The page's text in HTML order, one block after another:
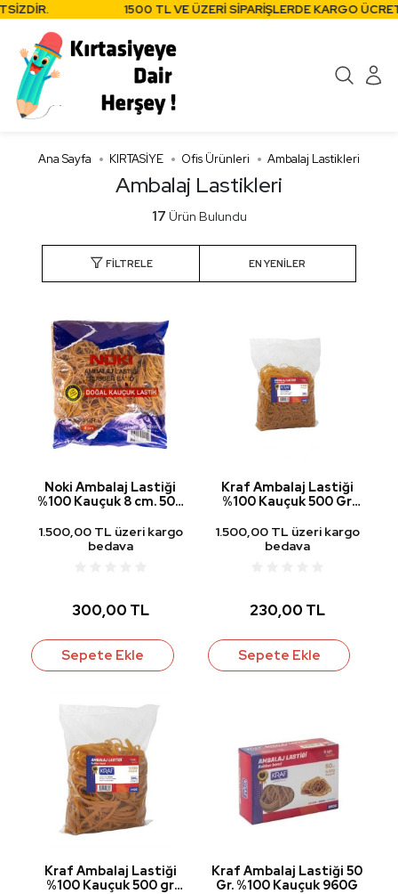
1500 TL VE ÜZERİ SİPARİŞLERDE KARGO
Ana Sayfa KIRTASİYE Ofis Ürünleri Ambalaj Lastikleri
Ambalaj Lastikleri
17 Ürün Bulundu
FILTRELE
Noki Ambalaj Lastiği
%100 Kauçuk 8 cm. 500
1.500,00 TL üzeri kargo
bedava
300,00 TL
Sepete Ekle
Kraf Ambalaj Lastiği
%100 Kauçuk 500 Gr
1.500,00 TL üzeri kargo
bedava
230,00 TL
Sepete Ekle
Kraf Ambalaj Lastiği
%100 Kauçuk 500 gr
Kraf Ambalaj Lastiği 50
Gr. %100 Kauçuk 960G